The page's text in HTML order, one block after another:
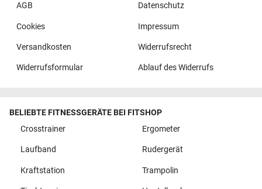
AGB
Datenschutz
Cookies Impressum
Versandkosten Widerrufsrecht
Widerrufsformular Ablauf des Widerrufs
BELIEBTE FITNESSGERÄTE BEI FITSHOP
Crosstrainer
Ergometer
Laufband Rudergerät
Kraftstation Trampolin